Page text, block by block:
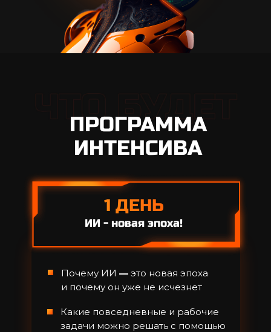
ПРОГРАММА
ИНТЕНСИВА
1 ДЕНЬ
ИИ - новая эпоха!
Почему ИИ — это новая эпоха
и почему он уже не исчезнет
Какие повседневные и рабочие
задачи можно решать с помощью